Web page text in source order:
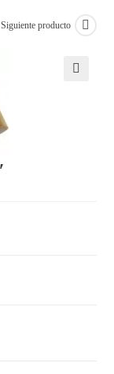
Siguiente producto